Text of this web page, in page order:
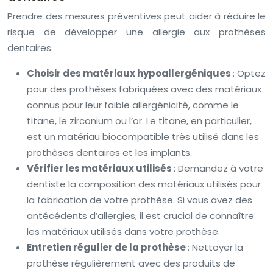
Prendre des mesures préventives peut aider à réduire le
risque de développer une allergie aux prothèses
dentaires.
Choisir des matériaux hypoallergéniques : Optez
pour des prothèses fabriquées avec des matériaux
connus pour leur faible allergénicité, comme le
titane, le zirconium ou l’or. Le titane, en particulier,
est un matériau biocompatible très utilisé dans les
prothèses dentaires et les implants.
Vérifier les matériaux utilisés : Demandez à votre
dentiste la composition des matériaux utilisés pour
la fabrication de votre prothèse. Si vous avez des
antécédents d’allergies, il est crucial de connaître
les matériaux utilisés dans votre prothèse.
Entretien régulier de la prothèse: Nettoyer la
prothèse régulièrement avec des produits de